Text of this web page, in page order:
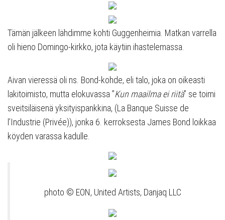
Tämän jälkeen lähdimme kohti Guggenheimia. Matkan varrella
oli hieno Domingo-kirkko, jota käytiin ihastelemassa.
Aivan vieressä oli ns. Bond-kohde, eli talo, joka on oikeasti
lakitoimisto, mutta elokuvassa ”Kun maailma ei riitä” se toimi
sveitsiläisenä yksityispankkina, (La Banque Suisse de
l’Industrie (Privée)), jonka 6. kerroksesta James Bond loikkaa
köyden varassa kadulle.
photo © EON, United Artists, Danjaq LLC